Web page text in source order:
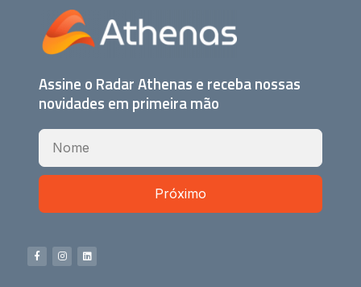
Assine o Radar Athenas e receba nossas
novidades em primeira mão
Próximo